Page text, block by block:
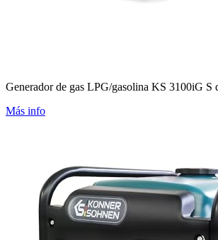
Generador de gas LPG/gasolina KS 3100iG S
Más info